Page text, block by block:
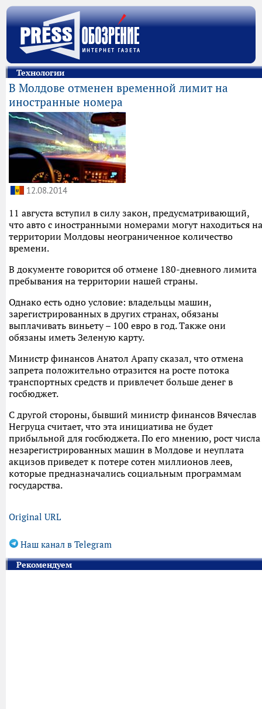
Технологии
В Молдове отменен временной лимит на
иностранные номера
12.08.2014
11 августа вступил в силу закон, предусматривающий,
что авто с иностранными номерами могут находиться на
территории Молдовы неограниченное количество
времени.
В документе говорится об отмене 180-дневного лимита
пребывания на территории нашей страны.
Однако есть одно условие: владельцы машин,
зарегистрированных в других странах, обязаны
выплачивать виньету – 100 евро в год. Также они
обязаны иметь Зеленую карту.
Министр финансов Анатол Арапу сказал, что отмена
запрета положительно отразится на росте потока
транспортных средств и привлечет больше денег в
госбюджет.
С другой стороны, бывший министр финансов Вячеслав
Негруца считает, что эта инициатива не будет
прибыльной для госбюджета. По его мнению, рост числа
незарегистрированных машин в Молдове и неуплата
акцизов приведет к потере сотен миллионов леев,
которые предназначались социальным программам
государства.
Original URL
Наш канал в Telegram
Рекомендуем